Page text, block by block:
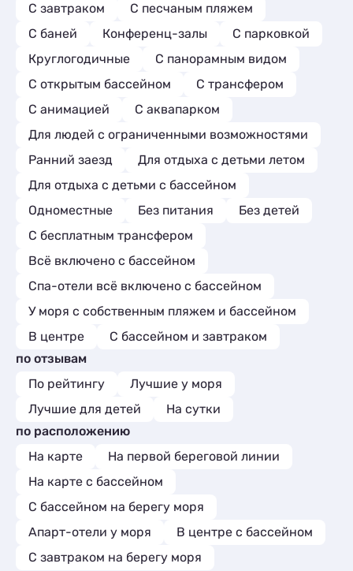
С завтраком
С песчаным пляжем
С баней
Конференц-залы
С парковкой
Круглогодичные
С панорамным видом
С открытым бассейном
С трансфером
С анимацией
С аквапарком
Для людей с ограниченными возможностями
Ранний заезд
Для отдыха с детьми летом
Для отдыха с детьми с бассейном
Одноместные
Без питания
Без детей
С бесплатным трансфером
Всё включено с бассейном
Спа-отели всё включено с бассейном
У моря с собственным пляжем и бассейном
В центре
С бассейном и завтраком
по отзывам
По рейтингу
Лучшие у моря
Лучшие для детей
На сутки
по расположению
На карте
На первой береговой линии
На карте с бассейном
С бассейном на берегу моря
Апарт-отели у моря
В центре с бассейном
С завтраком на берегу моря